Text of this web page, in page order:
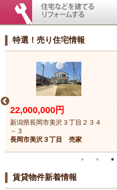
特選！売り住宅情報
22,000,000円
新潟県長岡市美沢３丁目２３４
－３
長岡市美沢３丁目 売家
賃貸物件新着情報